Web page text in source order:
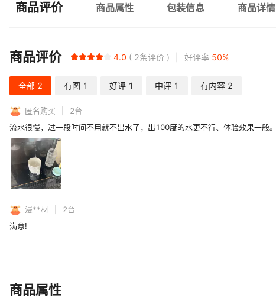
商品评价 商品属性 包装信息 商品详情
商品评价 4.0 2条评价 好评率 50%
全部 2 有图 1 好评 1 中评 1 有内容 2
匿名购买 2台
流水很慢，过一段时间不用就不出水了，出100度的水更不行、体验效果一般。
漫**材 2台
满意!
商品属性